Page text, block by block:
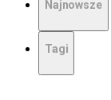
Najnowsze
Tagi